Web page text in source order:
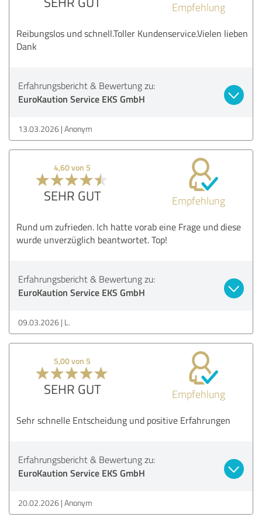
Empfehlung
Reibungslos und schnell.Toller Kundenservice.Vielen lieben
Dank
Erfahrungsbericht & Bewertung zu:
EuroKaution Service EKS GmbH
13.03.2026 Anonym
4,60 von 5
SEHR GUT Empfehlung
Rund um zufrieden. Ich hatte vorab eine Frage und diese
wurde unverzüglich beantwortet. Top!
Erfahrungsbericht & Bewertung zu:
EuroKaution Service EKS GmbH
09.03.2026 L.
5,00 von 5
SEHR GUT Empfehlung
Sehr schnelle Entscheidung und positive Erfahrungen
Erfahrungsbericht & Bewertung zu:
EuroKaution Service EKS GmbH
20.02.2026 Anonym